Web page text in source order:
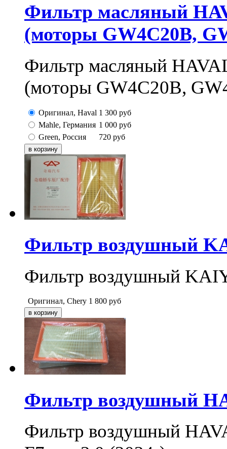
Фильтр масляный
(моторы GW4C20B,
Фильтр масляный
(моторы GW4C20B,
Оригинал, Haval 1 300 руб
Mahle, Германия 1 000 руб
Green, Россия
720 руб
Фильтр воздушный
Фильтр воздушный
Оригинал, Chery 1 800 руб
Фильтр воздушный
Фильтр воздушный